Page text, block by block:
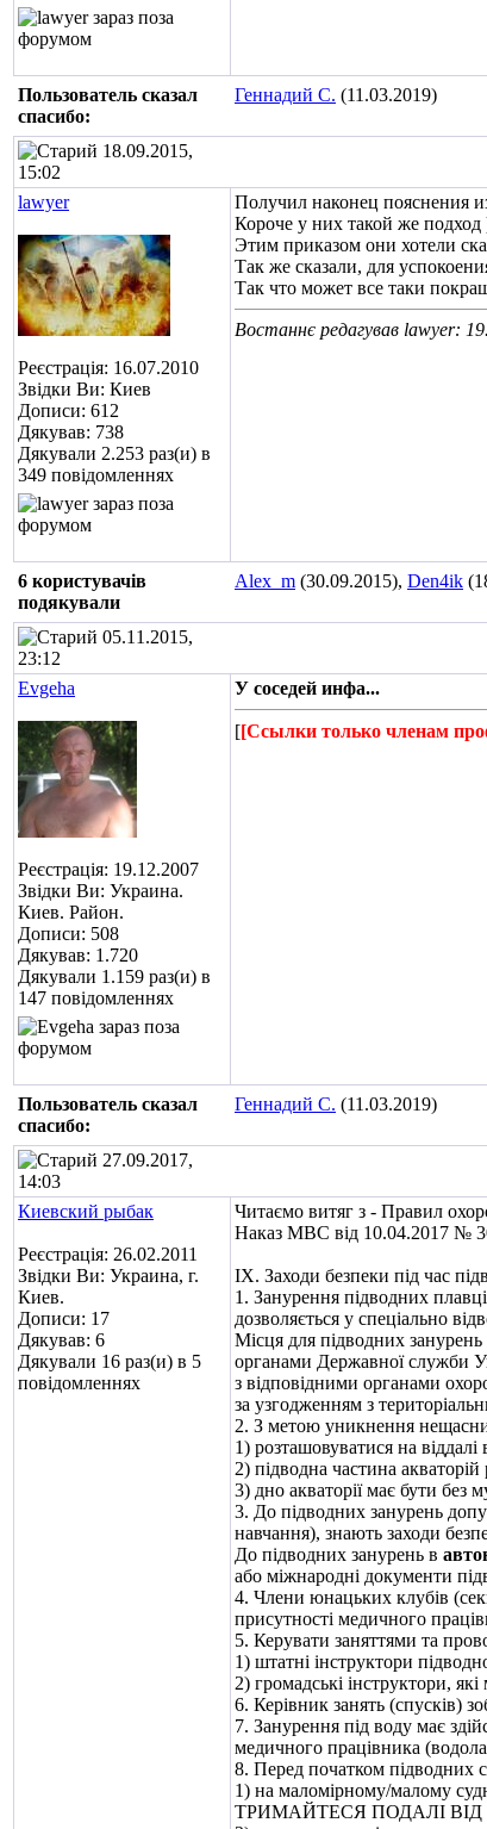
Пользователь сказал
cпасибо:
Геннадий С. (11.03.2019)
18.09.2015,
15:02
lawyer
Реєстрація: 16.07.2010
Звідки Ви: Киев
Дописи: 612
Дякував: 738
Дякували 2.253 раз(и) в
349 повідомленнях
Получил наконец пояснения
Короче у них такой же подход
Этим приказом они хотели
Так же сказали, для
Так что может все таки
Востаннє редагував lawyer:
6 користувачів
подякували
Alex_m (30.09.2015), Den4ik
05.11.2015,
23:12
Evgeha
Реєстрація: 19.12.2007
Звідки Ви: Украина.
Киев. Район.
Дописи: 508
Дякував: 1.720
Дякували 1.159 раз(и) в
147 повідомленнях
У соседей инфа...
[[Ссылки только членам
Пользователь сказал
cпасибо:
Геннадий С. (11.03.2019)
27.09.2017,
14:03
Киевский рыбак
Реєстрація: 26.02.2011
Звідки Ви: Украина, г.
Киев.
Дописи: 17
Дякував: 6
Дякували 16 раз(и) в 5
повідомленнях
Читаємо витяг з - Правил
Наказ МВС від 10.04.2017 №
IХ. Заходи безпеки під час
1. Занурення підводних
дозволяється у спеціально
Місця для підводних
органами Державної служби
з відповідними органами
за узгодженням з
2. З метою уникнення
1) розташовуватися на
2) підводна частина
3) дно акваторії має бути без
3. До підводних занурень
навчання), знають заходи
До підводних занурень в
або міжнародні документи
4. Члени юнацьких клубів
присутності медичного
5. Керувати заняттями та
1) штатні інструктори
2) громадські інструктори,
6. Керівник занять (спусків)
7. Занурення під воду має
медичного працівника
8. Перед початком підводних
1) на маломірному/малому
ТРИМАЙТЕСЯ ПОДАЛІ